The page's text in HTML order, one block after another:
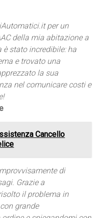
per un
della mia abitazione a
è stato incredibile: ha
e trovato una
la sua
nel comunicare costi e
Cancello
di
Grazie a
il problema in
grande